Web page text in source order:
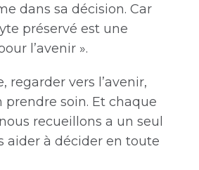
dans sa décision. Car
préservé est une
l’avenir ».
regarder vers l’avenir,
prendre soin. Et chaque
recueillons a un seul
aider à décider en toute